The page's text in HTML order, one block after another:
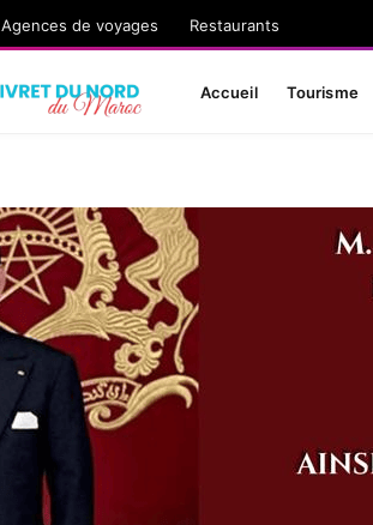
Agences de voyages Restaurants
Accueil Tourisme